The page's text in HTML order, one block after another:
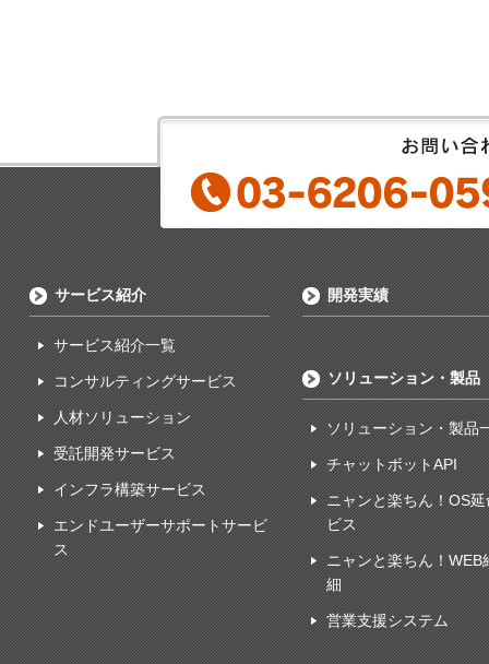
サービス紹介
サービス紹介一覧
コンサルティングサービス
人材ソリューション
受託開発サービス
インフラ構築サービス
エンドユーザーサポートサービ
ス
開発実績
ソリューション・製品
ソリューション・製品
チャットボットAPI
ニャンと楽ちん！OS
ビス
ニャンと楽ちん！WEB
細
営業支援システム